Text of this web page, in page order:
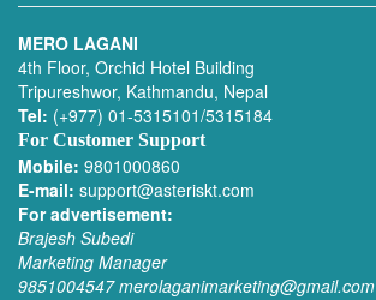
MERO LAGANI
4th Floor, Orchid Hotel Building
Tripureshwor, Kathmandu, Nepal
Tel: (+977) 01-5315101/5315184
For Customer Support
Mobile: 9801000860
E-mail: support@asteriskt.com
For advertisement:
Brajesh Subedi
Marketing Manager
9851004547 merolaganimarketing@gmail.com